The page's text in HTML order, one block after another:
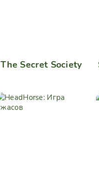
The Secret Society